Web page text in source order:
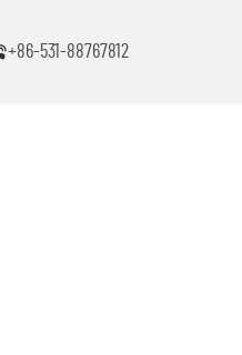
+86-531-88767812